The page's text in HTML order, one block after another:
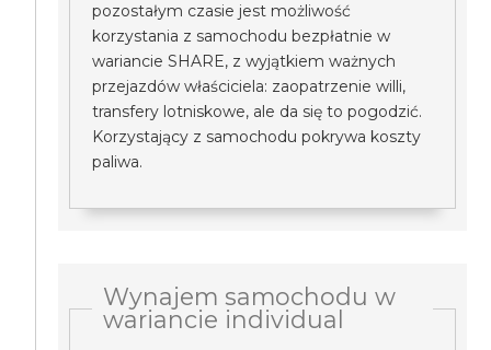
pozostałym czasie jest możliwość
korzystania z samochodu bezpłatnie w
wariancie SHARE, z wyjątkiem ważnych
przejazdów właściciela: zaopatrzenie willi,
transfery lotniskowe, ale da się to pogodzić.
Korzystający z samochodu pokrywa koszty
paliwa.
Wynajem samochodu w
wariancie individual